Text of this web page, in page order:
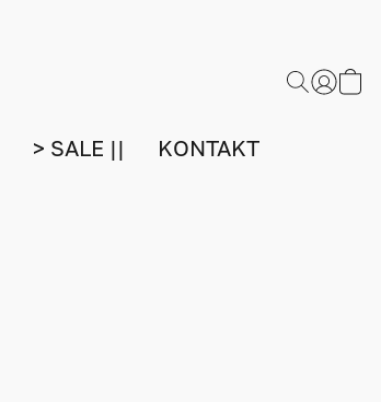
> SALE || KONTAKT